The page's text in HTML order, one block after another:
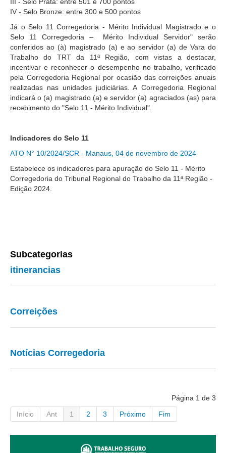
LINK DA NOTÍCIA
IV - Selo Bronze: entre 300 e 500 pontos
Já o Selo 11 Corregedoria - Mérito Individual Magistrado e o
Selo 11 Corregedoria – Mérito Individual Servidor" serão
conferidos ao (à) magistrado (a) e ao servidor (a) de Vara do
Trabalho do TRT da 11ª Região, com vistas a destacar,
incentivar e reconhecer o desempenho no trabalho, verificado
pela Corregedoria Regional por ocasião das correições anuais
realizadas nas unidades judiciárias. A Corregedoria Regional
indicará o (a) magistrado (a) e servidor (a) agraciados (as) para
recebimento do "Selo 11 - Mérito Individual".
Indicadores do Selo 11
ATO N° 10/2024/SCR - Manaus, 04 de novembro de 2024
Estabelece os indicadores para apuração do Selo 11 - Mérito
Corregedoria do Tribunal Regional do Trabalho da 11ª Região -
Edição 2024.
Subcategorias
itinerancias
Correições
Notícias Corregedoria
Página 1 de 3
Início
Ant 1 2 3 Próximo Fim